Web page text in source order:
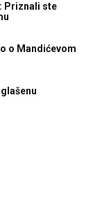
Priznali ste
o Mandićevom